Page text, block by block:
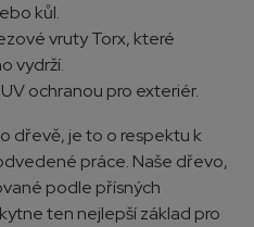
kůl.
vruty Torx, které
vydrží.
ochranou pro exteriér.
dřevě, je to o respektu k
práce. Naše dřevo,
podle přísných
ten nejlepší základ pro